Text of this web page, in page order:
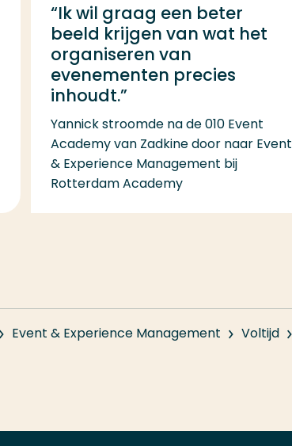
“Ik wil graag een beter
beeld krijgen van wat het
organiseren van
evenementen precies
inhoudt.”
Yannick stroomde na de 010 Event
Academy van Zadkine door naar Event
& Experience Management bij
Rotterdam Academy
Event & Experience Management Voltijd